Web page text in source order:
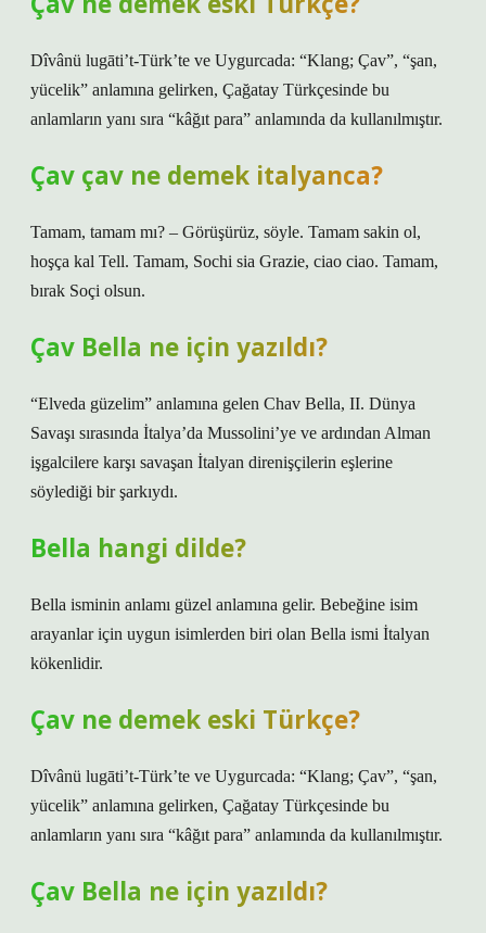
Dîvânü lugāti’t-Türk’te ve Uygurcada: “Klang; Çav”, “şan,
yücelik” anlamına gelirken, Çağatay Türkçesinde bu
anlamların yanı sıra “kâğıt para” anlamında da kullanılmıştır.
Çav çav ne demek italyanca?
Tamam, tamam mı? – Görüşürüz, söyle. Tamam sakin ol,
hoşça kal Tell. Tamam, Sochi sia Grazie, ciao ciao. Tamam,
bırak Soçi olsun.
Çav Bella ne için yazıldı?
“Elveda güzelim” anlamına gelen Chav Bella, II. Dünya
Savaşı sırasında İtalya’da Mussolini’ye ve ardından Alman
işgalcilere karşı savaşan İtalyan direnişçilerin eşlerine
söylediği bir şarkıydı.
Bella hangi dilde?
Bella isminin anlamı güzel anlamına gelir. Bebeğine isim
arayanlar için uygun isimlerden biri olan Bella ismi İtalyan
kökenlidir.
Çav ne demek eski Türkçe?
Dîvânü lugāti’t-Türk’te ve Uygurcada: “Klang; Çav”, “şan,
yücelik” anlamına gelirken, Çağatay Türkçesinde bu
anlamların yanı sıra “kâğıt para” anlamında da kullanılmıştır.
Çav Bella ne için yazıldı?